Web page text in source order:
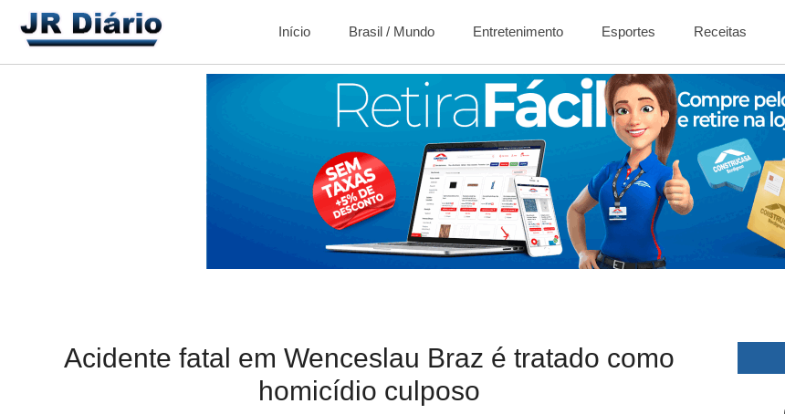
Início Brasil / Mundo Entretenimento Esportes Receitas
Acidente fatal em Wenceslau Braz é tratado como
homicídio culposo